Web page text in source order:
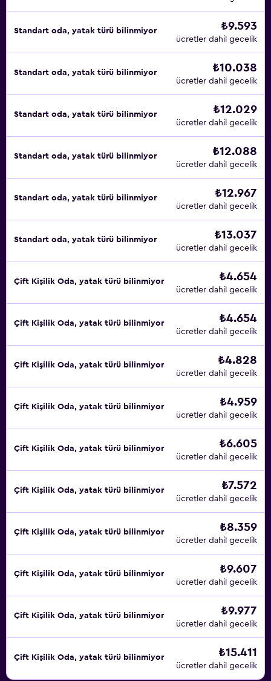
Standart oda, yatak türü bilinmiyor ₺9.593
ücretler dahil gecelik
Standart oda, yatak türü bilinmiyor ₺10.038
ücretler dahil gecelik
Standart oda, yatak türü bilinmiyor ₺12.029
ücretler dahil gecelik
Standart oda, yatak türü bilinmiyor ₺12.088
ücretler dahil gecelik
Standart oda, yatak türü bilinmiyor ₺12.967
ücretler dahil gecelik
Standart oda, yatak türü bilinmiyor ₺13.037
ücretler dahil gecelik
Çift ​Kişilik Oda, yatak türü bilinmiyor ₺4.654
ücretler dahil gecelik
Çift ​Kişilik Oda, yatak türü bilinmiyor ₺4.654
ücretler dahil gecelik
Çift ​Kişilik Oda, yatak türü bilinmiyor ₺4.828
ücretler dahil gecelik
Çift ​Kişilik Oda, yatak türü bilinmiyor ₺4.959
ücretler dahil gecelik
Çift ​Kişilik Oda, yatak türü bilinmiyor ₺6.605
ücretler dahil gecelik
Çift ​Kişilik Oda, yatak türü bilinmiyor ₺7.572
ücretler dahil gecelik
Çift ​Kişilik Oda, yatak türü bilinmiyor ₺8.359
ücretler dahil gecelik
Çift ​Kişilik Oda, yatak türü bilinmiyor ₺9.607
ücretler dahil gecelik
Çift ​Kişilik Oda, yatak türü bilinmiyor ₺9.977
ücretler dahil gecelik
Çift ​Kişilik Oda, yatak türü bilinmiyor ₺15.411
ücretler dahil gecelik